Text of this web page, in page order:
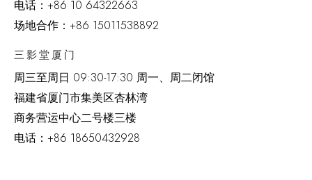
电话： +86 10 64322663
场地合作：+86 15011538892
三影堂厦门
周三至周日 09:30-17:30 周一、周二闭馆
福建省厦门市集美区杏林湾
商务营运中心二号楼三楼
电话： +86 18650432928